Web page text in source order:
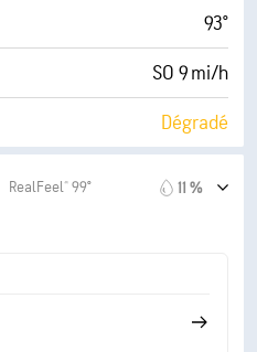
10 mi
14700 pi
93°
SO 9 mi/h
Dégradé
73° F
RealFeel® 99° 11 %